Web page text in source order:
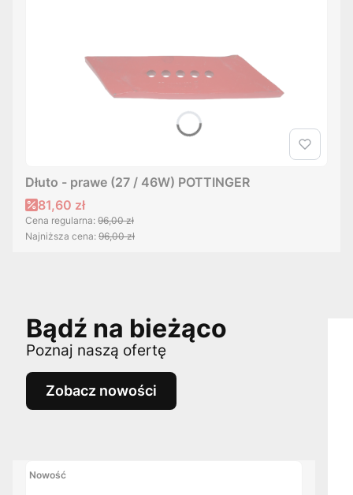
Dłuto - prawe (27 / 46W) POTTINGER
Cena promocyjna
81,60 zł
Cena regularna: 96,00 zł
Najniższa cena: 96,00 zł
Bądź na bieżąco
Poznaj naszą ofertę
Zobacz nowości
Nowość